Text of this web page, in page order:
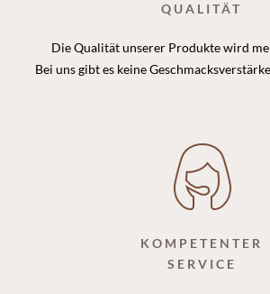
QUALITÄT
Die Qualität unserer Produkte wird
Bei uns gibt es keine
KOMPETENTER
SERVICE